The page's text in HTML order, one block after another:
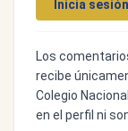
Inicia
Los
recibe
Colegio
en el perfil ni